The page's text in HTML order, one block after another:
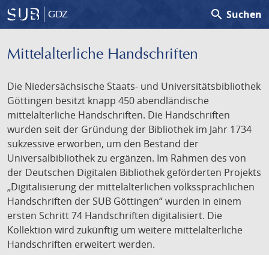
GDZ search Suchen
Mittelalterliche Handschriften
Die Niedersächsische Staats- und Universitätsbibliothek
Göttingen besitzt knapp 450 abendländische
mittelalterliche Handschriften. Die Handschriften
wurden seit der Gründung der Bibliothek im Jahr 1734
sukzessive erworben, um den Bestand der
Universalbibliothek zu ergänzen. Im Rahmen des von
der Deutschen Digitalen Bibliothek geförderten Projekts
„Digitalisierung der mittelalterlichen volkssprachlichen
Handschriften der SUB Göttingen“ wurden in einem
ersten Schritt 74 Handschriften digitalisiert. Die
Kollektion wird zukünftig um weitere mittelalterliche
Handschriften erweitert werden.